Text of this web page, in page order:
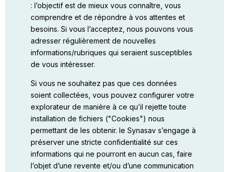
: l’objectif est de mieux vous connaître, vous
comprendre et de répondre à vos attentes et
besoins. Si vous l’acceptez, nous pouvons vous
adresser régulièrement de nouvelles
informations/rubriques qui seraient susceptibles
de vous intéresser.
Si vous ne souhaitez pas que ces données
soient collectées, vous pouvez configurer votre
explorateur de manière à ce qu’il rejette toute
installation de fichiers ("Cookies") nous
permettant de les obtenir. le Synasav s’engage à
préserver une stricte confidentialité sur ces
informations qui ne pourront en aucun cas, faire
l’objet d’une revente et/ou d’une communication